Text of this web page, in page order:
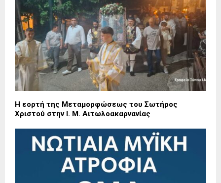
Η εορτή της Μεταμορφώσεως του Σωτήρος
Χριστού στην Ι. Μ. Αιτωλοακαρνανίας